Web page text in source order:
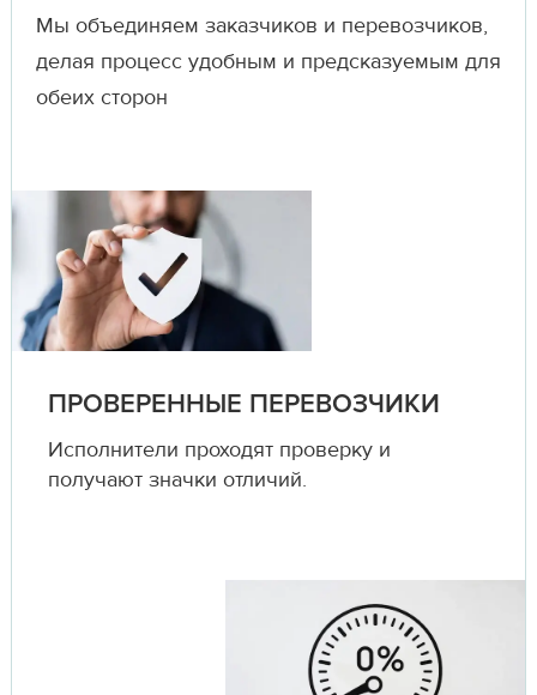
Мы объединяем заказчиков и перевозчиков,
делая процесс удобным и предсказуемым для
обеих сторон
ПРОВЕРЕННЫЕ ПЕРЕВОЗЧИКИ
Исполнители проходят проверку и
получают значки отличий.